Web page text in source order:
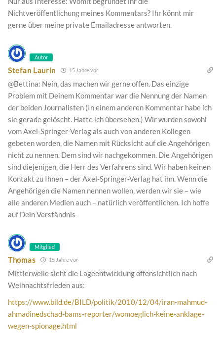
Nichtveröffentlichung meines Kommentars? Ihr könnt mir
gerne über meine private Emailadresse antworten.
Autor
Stefan Laurin 15 Jahre vor
@Bettina: Nein, das machen wir gerne offen. Das einzige
Problem mit Deinem Kommentar war die Nennung der Namen
der beiden Journalisten (In einem anderen Kommentar habe ich
sie gerade gelöscht. Hatte ich übersehen.) Wir wurden sowohl
vom Axel-Springer-Verlag als auch von anderen Kollegen
gebeten worden, die Namen mit Rücksicht auf die Angehörigen
nicht zu nennen. Dem sind wir nachgekommen. Die Angehörigen
sind diejenigen, die Herr des Verfahrens sind. Wir haben keinen
Kontakt zu Ihnen – der Axel-Springer-Verlag hat ihn. Wenn die
Angehörigen die Namen nennen wollen, werden wir sie – wie
alle anderen Medien auch – natürlich veröffentlichen. Ich hoffe
auf Dein Verständnis-
Mitglied
Thomas 15 Jahre vor
Mittlerweile sieht die Lageentwicklung offensichtlich nach
Weihnachtsfrieden aus:
https://www.bild.de/BILD/politik/2010/12/04/iran-mahmud-
ahmadinedschad-bams-reporter/womoeglich-keine-anklage-
wegen-spionage.html